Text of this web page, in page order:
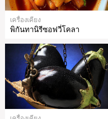
เครื่องเคียง
พิกันทานิรีซอฟวี่โคลา